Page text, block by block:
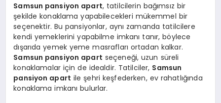
Samsun pansiyon apart, tatilcilerin bağımsız bir
şekilde konaklama yapabilecekleri mükemmel bir
seçenektir. Bu pansiyonlar, aynı zamanda tatilcilere
kendi yemeklerini yapabilme imkanı tanır, böylece
dışarıda yemek yeme masrafları ortadan kalkar.
Samsun pansiyon apart seçeneği, uzun süreli
konaklamalar için de idealdir. Tatilciler, Samsun
pansiyon apart ile şehri keşfederken, ev rahatlığında
konaklama imkanı bulurlar.